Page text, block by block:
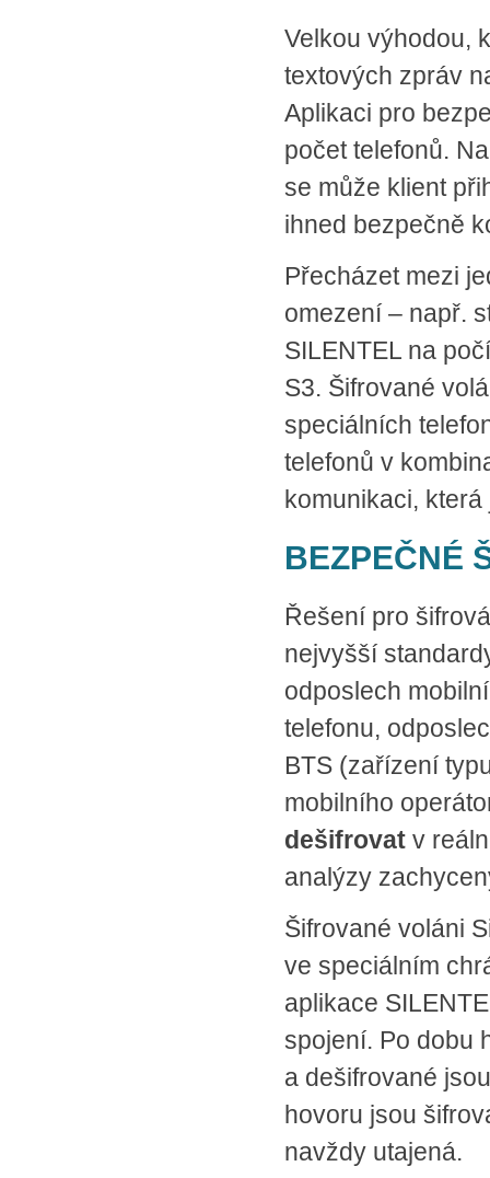
Velkou výhodou,
textových zpráv
Aplikaci pro
počet telefonů.
se může klient
ihned bezpečně
Přecházet mezi
omezení – např.
SILENTEL na
S3. Šifrované
speciálních
telefonů v
komunikaci,
BEZPEČNÉ
Řešení pro
nejvyšší
odposlech
telefonu,
BTS (zařízení
mobilního
dešifrovat v
analýzy
Šifrované voláni
ve speciálním
aplikace
spojení. Po dobu
a dešifrované
hovoru jsou
navždy utajená.